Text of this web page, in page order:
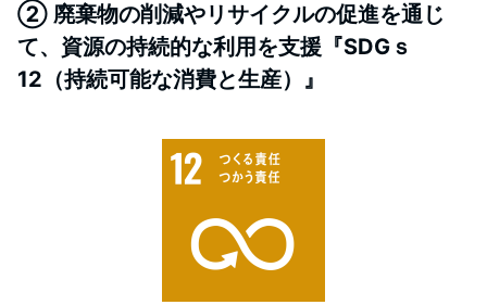
② 廃棄物の削減やリサイクルの促進を通じ
て、資源の持続的な利用を支援『SDGｓ
12（持続可能な消費と生産）』